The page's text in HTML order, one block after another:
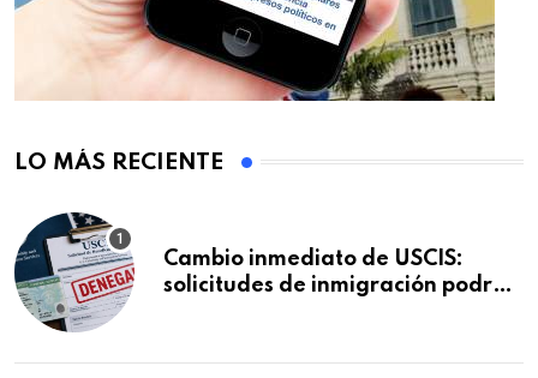
LO MÁS RECIENTE
Cambio inmediato de USCIS:
solicitudes de inmigración podrán